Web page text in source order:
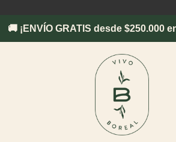
🚚 ¡ENVÍO GRATIS desde $250.000